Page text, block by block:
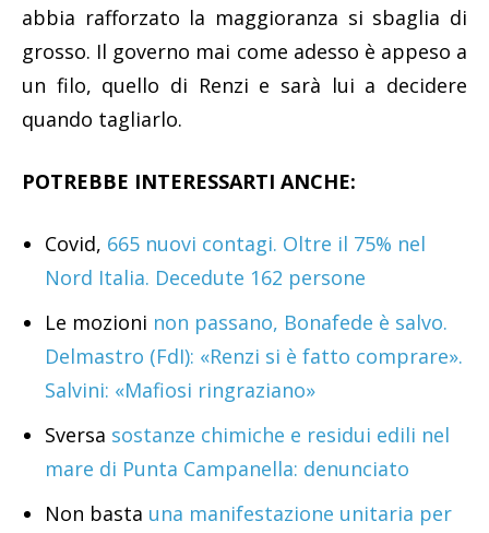
abbia rafforzato la maggioranza si sbaglia di
grosso. Il governo mai come adesso è appeso a
un filo, quello di Renzi e sarà lui a decidere
quando tagliarlo.
POTREBBE INTERESSARTI ANCHE:
Covid, 665 nuovi contagi. Oltre il 75% nel
Nord Italia. Decedute 162 persone
Le mozioni non passano, Bonafede è salvo.
Delmastro (FdI): «Renzi si è fatto comprare».
Salvini: «Mafiosi ringraziano»
Sversa sostanze chimiche e residui edili nel
mare di Punta Campanella: denunciato
Non basta una manifestazione unitaria per